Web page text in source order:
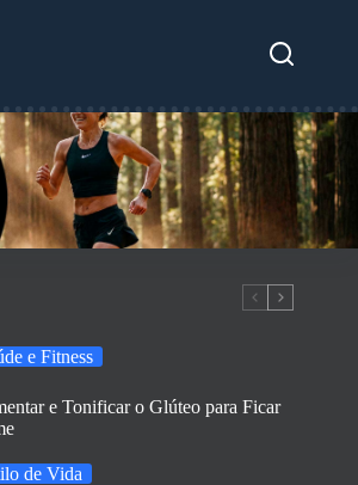
e Fitness
e Tonificar o Glúteo para Ficar
de Vida